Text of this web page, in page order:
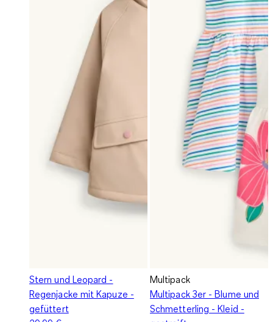
Stern und Leopard -
Regenjacke mit Kapuze -
gefüttert
Multipack
Multipack 3er - Blume und
Schmetterling - Kleid -